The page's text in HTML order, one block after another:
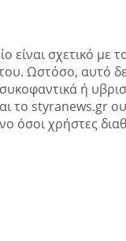
είναι σχετικό
Ωστόσο, αυτό
ή
το styranews.gr
όσοι χρήστες